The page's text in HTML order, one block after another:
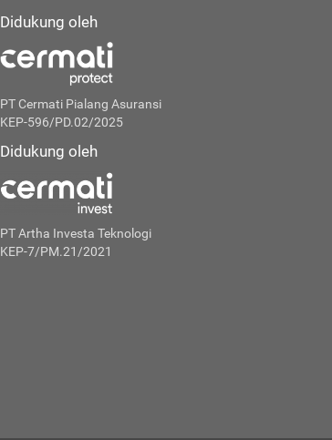
Didukung oleh
PT Cermati Pialang Asuransi
KEP-596/PD.02/2025
Didukung oleh
PT Artha Investa Teknologi
KEP-7/PM.21/2021